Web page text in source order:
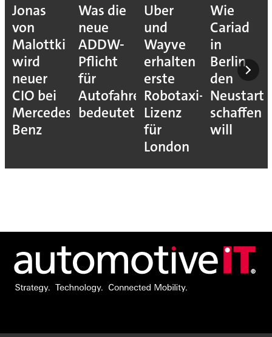
Jonas
von
Malottki
wird
neuer
CIO bei
Mercedes-
Benz
Was die
neue
ADDW-
Pflicht
für
Autofahrer
bedeutet
Uber
und
Wayve
erhalten
erste
Robotaxi-
Lizenz
für
London
Wie
Cariad
in
Berlin
den
Neustart
schaffen
will